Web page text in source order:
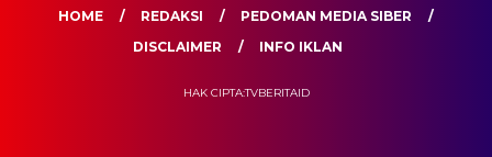
HOME REDAKSI
PEDOMAN MEDIA SIBER
DISCLAIMER
INFO IKLAN
HAK CIPTA:TVBERITAID